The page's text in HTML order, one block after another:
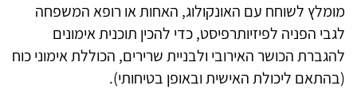
מומלץ לשוחח עם האונקולוג, האחות או רופא המשפחה
לגבי הפניה לפיזיותרפיסט, כדי להכין תוכנית אימונים
להגברת הכושר האירובי ולבניית שרירים, הכוללת אימוני כוח
(בהתאם ליכולת האישית ובאופן בטיחותי).